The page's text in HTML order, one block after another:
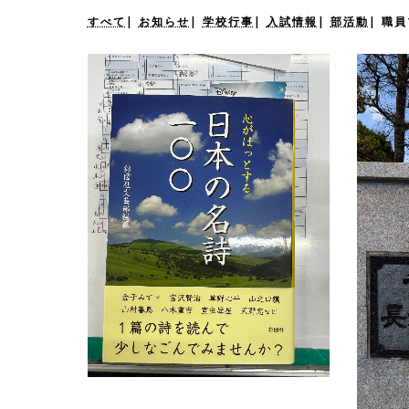
すべて | お知らせ | 学校行事 | 入試情報 | 部活動 | 職